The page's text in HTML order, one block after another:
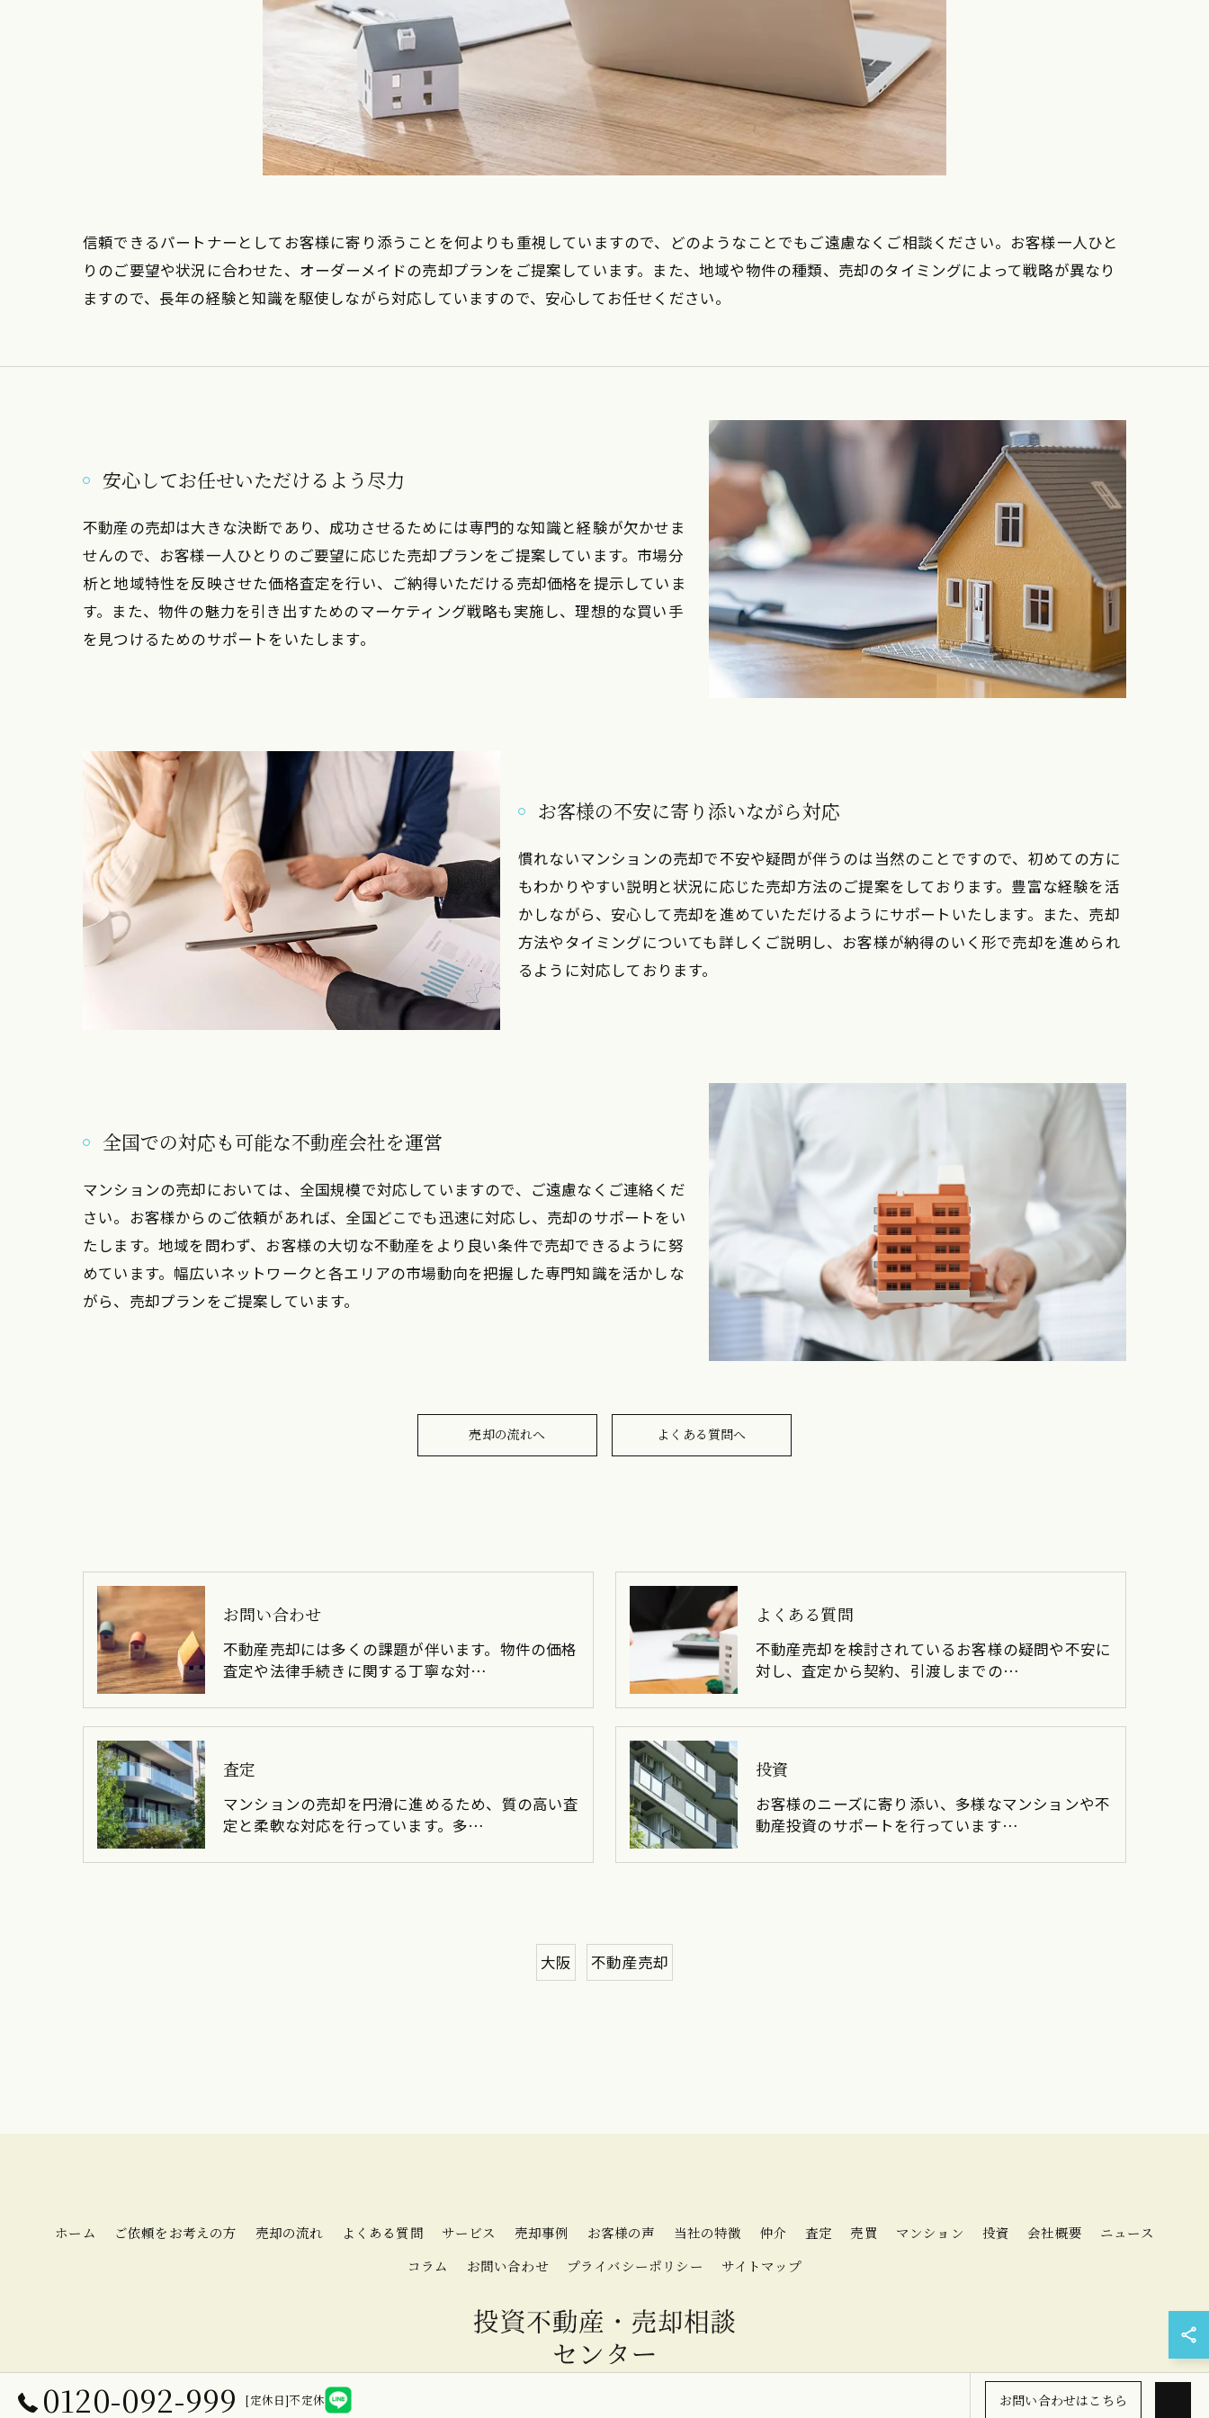
信頼できるパートナーとしてお客様に寄り添うことを何よりも重視していますので、どのようなことでもご遠慮なくご相談ください。お客様一人ひと
りのご要望や状況に合わせた、オーダーメイドの売却プランをご提案しています。また、地域や物件の種類、売却のタイミングによって戦略が異なり
ますので、長年の経験と知識を駆使しながら対応していますので、安心してお任せください。
安心してお任せいただけるよう尽力
不動産の売却は大きな決断であり、成功させるためには専門的な知識と経験が欠かせま
せんので、お客様一人ひとりのご要望に応じた売却プランをご提案しています。市場分
析と地域特性を反映させた価格査定を行い、ご納得いただける売却価格を提示していま
す。また、物件の魅力を引き出すためのマーケティング戦略も実施し、理想的な買い手
を見つけるためのサポートをいたします。
お客様の不安に寄り添いながら対応
慣れないマンションの売却で不安や疑問が伴うのは当然のことですので、初めての方に
もわかりやすい説明と状況に応じた売却方法のご提案をしております。豊富な経験を活
かしながら、安心して売却を進めていただけるようにサポートいたします。また、売却
方法やタイミングについても詳しくご説明し、お客様が納得のいく形で売却を進められ
るように対応しております。
全国での対応も可能な不動産会社を運営
マンションの売却においては、全国規模で対応していますので、ご遠慮なくご連絡くだ
さい。お客様からのご依頼があれば、全国どこでも迅速に対応し、売却のサポートをい
たします。地域を問わず、お客様の大切な不動産をより良い条件で売却できるように努
めています。幅広いネットワークと各エリアの市場動向を把握した専門知識を活かしな
がら、売却プランをご提案しています。
売却の流れへ よくある質問へ
お問い合わせ
不動産売却には多くの課題が伴います。物件の価格
査定や法律手続きに関する丁寧な対…
よくある質問
不動産売却を検討されているお客様の疑問や不安に
対し、査定から契約、引渡しまでの…
査定
マンションの売却を円滑に進めるため、質の高い査
定と柔軟な対応を行っています。多…
投資
お客様のニーズに寄り添い、多様なマンションや不
動産投資のサポートを行っています…
大阪 不動産売却
0120-092-999 [定休日]不定休 お問い合わせはこちら
ホーム ご依頼をお考えの方 売却の流れ よくある質問 サービス 売却事例 お客様の声 当社の特徴 仲介 査定 売買 マンション 投資 会社概要
ニュース
コラム
お問い合わせ プライバシーポリシー サイトマップ